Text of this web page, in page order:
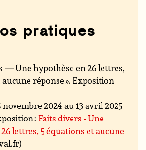
pratiques
— Une hypothèse en 26 lettres,
réponse ». Exposition
novembre 2024 au 13 avril 2025
:Faits divers - Une
lettres, 5 équations et aucune